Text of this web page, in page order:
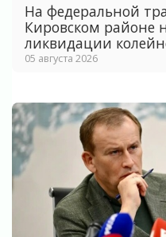
На федеральной
Кировском районе
ликвидации
05 августа 2026